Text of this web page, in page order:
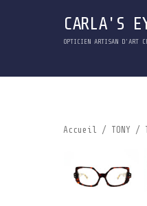
CARLA'S
OPTICIEN ARTISAN D'ART
Accueil / TONY /